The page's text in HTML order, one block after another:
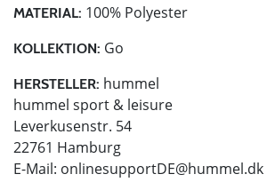
MATERIAL: 100% Polyester
KOLLEKTION: Go
HERSTELLER: hummel
hummel sport & leisure
Leverkusenstr. 54
22761 Hamburg
E-Mail: onlinesupportDE@hummel.dk